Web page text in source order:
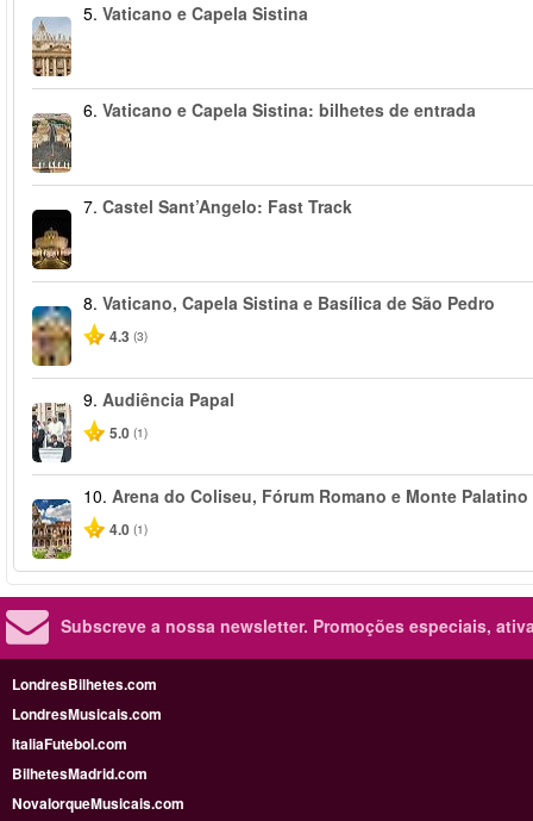
5. Vaticano e Capela Sistina
6. Vaticano e Capela Sistina: bilhetes de entrada
7. Castel Sant’Angelo: Fast Track
8. Vaticano, Capela Sistina e Basílica de São Pedro
4.3 (3)
9. Audiência Papal
5.0 (1)
10. Arena do Coliseu, Fórum Romano e Monte Palatino
4.0 (1)
Subscreve a nossa newsletter. Promoções especiais,
LondresBilhetes.com
LondresMusicais.com
ItaliaFutebol.com
BilhetesMadrid.com
NovaIorqueMusicais.com